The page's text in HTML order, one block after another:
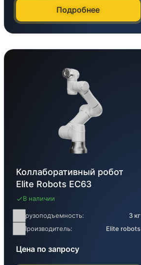
Подробнее
Коллаборативный робот
Elite Robots EC63
В наличии
Грузоподъемность:
3 кг
Производитель:
Elite robots
Цена по запросу